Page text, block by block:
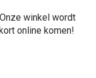
winkel wordt
online komen!